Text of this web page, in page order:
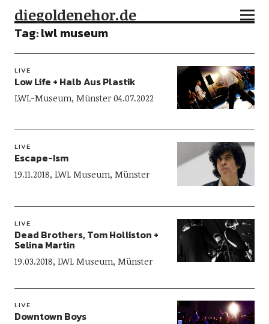
diegoldenehor.de
Tag:lwl museum
LIVE
Low Life + Halb Aus Plastik
LWL-Museum, Münster 04.07.2022
LIVE
Escape-Ism
19.11.2018, LWL Museum, Münster
LIVE
Dead Brothers, Tom Holliston +
Selina Martin
19.03.2018, LWL Museum, Münster
LIVE
Downtown Boys